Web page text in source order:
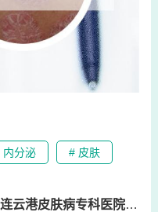
内分泌 # 皮肤
港皮肤病专科医院正规吗